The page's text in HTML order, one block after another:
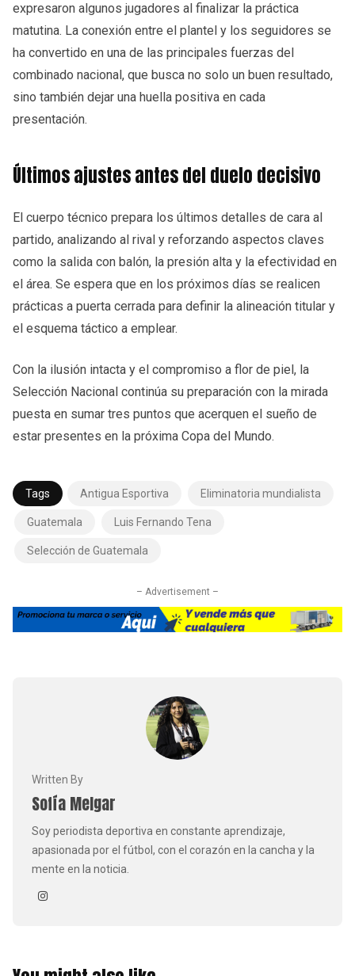
expresaron algunos jugadores al finalizar la práctica
matutina. La conexión entre el plantel y los seguidores se
ha convertido en una de las principales fuerzas del
combinado nacional, que busca no solo un buen resultado,
sino también dejar una huella positiva en cada
presentación.
Últimos ajustes antes del duelo decisivo
El cuerpo técnico prepara los últimos detalles de cara al
partido, analizando al rival y reforzando aspectos claves
como la salida con balón, la presión alta y la efectividad en
el área. Se espera que en los próximos días se realicen
prácticas a puerta cerrada para definir la alineación titular y
el esquema táctico a emplear.
Con la ilusión intacta y el compromiso a flor de piel, la
Selección Nacional continúa su preparación con la mirada
puesta en sumar tres puntos que acerquen el sueño de
estar presentes en la próxima Copa del Mundo.
Tags Antigua Esportiva Eliminatoria mundialista
Guatemala Luis Fernando Tena
Selección de Guatemala
– Advertisement –
Written By
Sofía Melgar
Soy periodista deportiva en constante aprendizaje,
apasionada por el fútbol, con el corazón en la cancha y la
mente en la noticia.